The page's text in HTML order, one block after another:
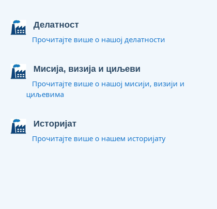
Делатност
Прочитајте више о нашој делатности
Мисија, визија и циљеви
Прочитајте више о нашој мисији, визији и
циљевима
Историјат
Прочитајте више о нашем историјату